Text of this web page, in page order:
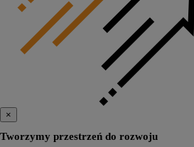
×
Tworzymy przestrzeń do rozwoju